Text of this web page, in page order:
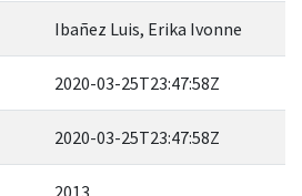
Ibañez Luis, Erika Ivonne
2020-03-25T23:47:58Z
2020-03-25T23:47:58Z
2013